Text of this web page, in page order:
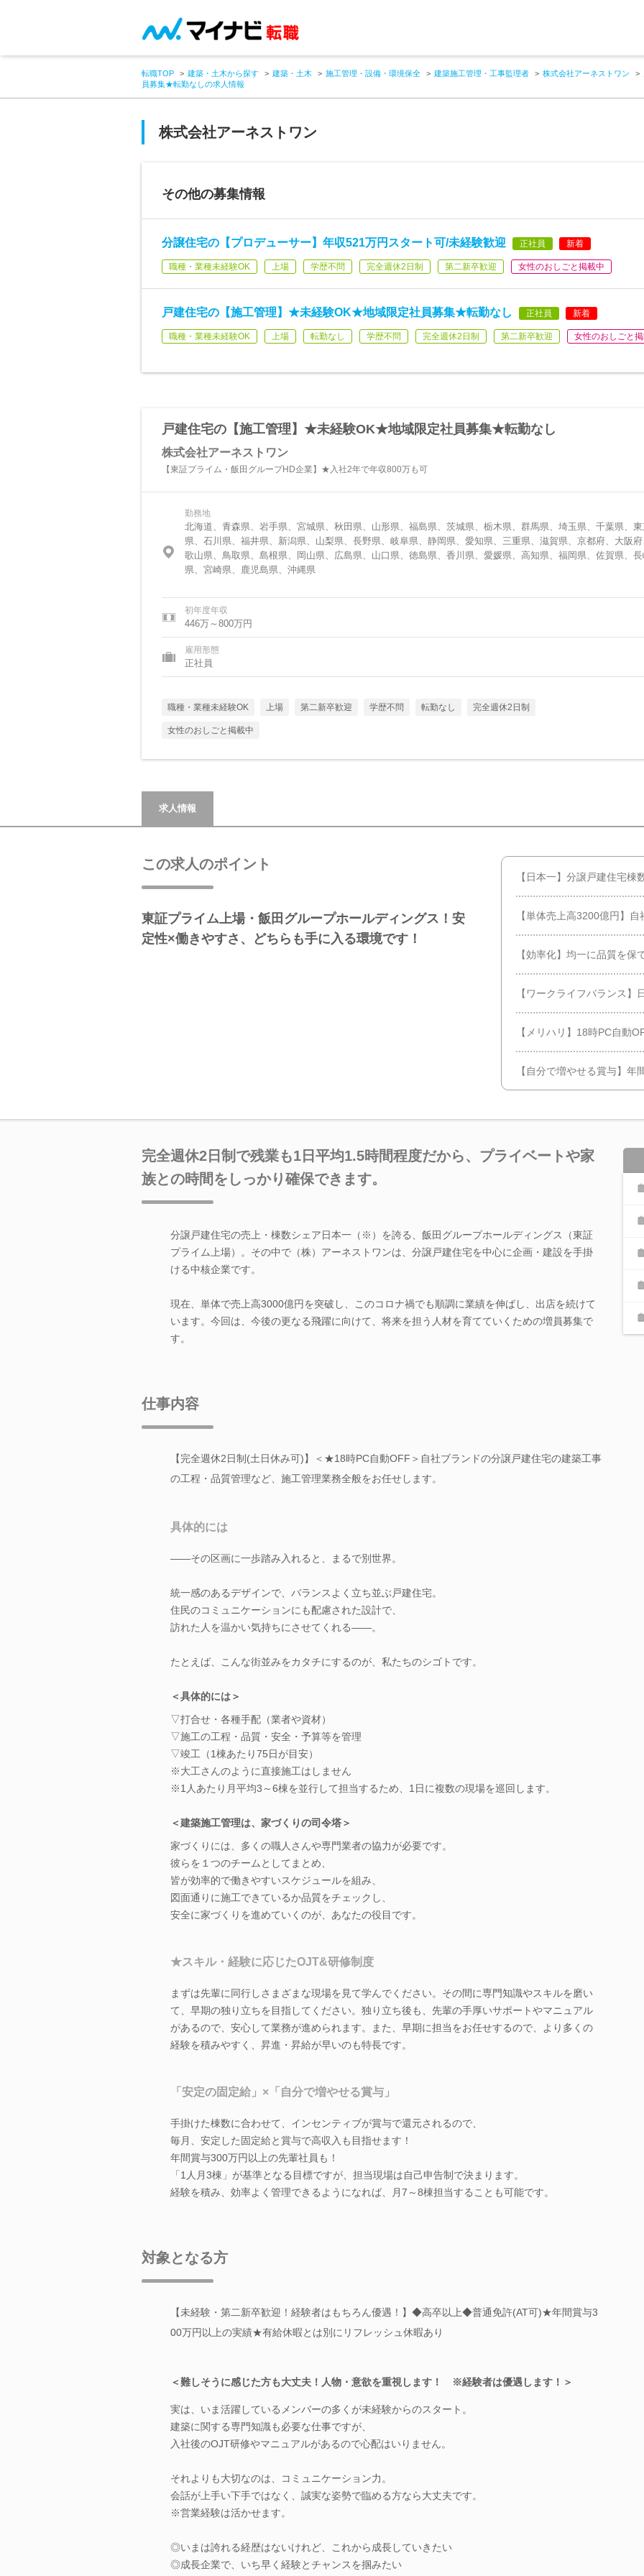
転職TOP 建築・土木から探す 建築・土木 施工管理・設備・環境保全 建築施工管理・工事監理者 株式会社アーネストワン
員募集★転勤なしの求人情報
株式会社アーネストワン
その他の募集情報
分譲住宅の【プロデューサー】年収521万円スタート可/未経験歓迎 正社員 新着
職種・業種未経験OK 上場 学歴不問 完全週休2日制 第二新卒歓迎 女性のおしごと掲載中
戸建住宅の【施工管理】★未経験OK★地域限定社員募集★転勤なし 正社員 新着
職種・業種未経験OK 上場 転勤なし 学歴不問 完全週休2日制 第二新卒歓迎 女性のおしごと
戸建住宅の【施工管理】★未経験OK★地域限定社員募集★転勤なし
株式会社アーネストワン
【東証プライム・飯田グループHD企業】★入社2年で年収800万も可
勤務地
北海道、青森県、岩手県、宮城県、秋田県、山形県、福島県、茨城県、栃木県、群馬県、埼玉県、千葉県、
県、石川県、福井県、新潟県、山梨県、長野県、岐阜県、静岡県、愛知県、三重県、滋賀県、京都府、大阪
歌山県、鳥取県、島根県、岡山県、広島県、山口県、徳島県、香川県、愛媛県、高知県、福岡県、佐賀県、
県、宮崎県、鹿児島県、沖縄県
初年度年収
446万～800万円
雇用形態
正社員
職種・業種未経験OK 上場 第二新卒歓迎 学歴不問 転勤なし 完全週休2日制
女性のおしごと掲載中
求人情報
この求人のポイント
東証プライム上場・飯田グループホールディングス！安
定性×働きやすさ、どちらも手に入る環境です！
【日本一】分譲戸建住宅棟
【単体売上高3200億円】
【効率化】均一に品質を
【ワークライフバランス
【メリハリ】18時PC自動
【自分で増やせる賞与】
完全週休2日制で残業も1日平均1.5時間程度だから、プライベートや家
族との時間をしっかり確保できます。
分譲戸建住宅の売上・棟数シェア日本一（※）を誇る、飯田グループホールディングス（東証
プライム上場）。その中で（株）アーネストワンは、分譲戸建住宅を中心に企画・建設を手掛
ける中核企業です。
現在、単体で売上高3000億円を突破し、このコロナ禍でも順調に業績を伸ばし、出店を続けて
います。今回は、今後の更なる飛躍に向けて、将来を担う人材を育てていくための増員募集で
す。
仕事内容
【完全週休2日制(土日休み可)】＜★18時PC自動OFF＞自社ブランドの分譲戸建住宅の建築工事
の工程・品質管理など、施工管理業務全般をお任せします。
具体的には
――その区画に一歩踏み入れると、まるで別世界。
統一感のあるデザインで、バランスよく立ち並ぶ戸建住宅。
住民のコミュニケーションにも配慮された設計で、
訪れた人を温かい気持ちにさせてくれる――。
たとえば、こんな街並みをカタチにするのが、私たちのシゴトです。
＜具体的には＞
▽打合せ・各種手配（業者や資材）
▽施工の工程・品質・安全・予算等を管理
▽竣工（1棟あたり75日が目安）
※大工さんのように直接施工はしません
※1人あたり月平均3～6棟を並行して担当するため、1日に複数の現場を巡回します。
＜建築施工管理は、家づくりの司令塔＞
家づくりには、多くの職人さんや専門業者の協力が必要です。
彼らを１つのチームとしてまとめ、
皆が効率的で働きやすいスケジュールを組み、
図面通りに施工できているか品質をチェックし、
安全に家づくりを進めていくのが、あなたの役目です。
★スキル・経験に応じたOJT&研修制度
まずは先輩に同行しさまざまな現場を見て学んでください。その間に専門知識やスキルを磨い
て、早期の独り立ちを目指してください。独り立ち後も、先輩の手厚いサポートやマニュアル
があるので、安心して業務が進められます。また、早期に担当をお任せするので、より多くの
経験を積みやすく、昇進・昇給が早いのも特長です。
「安定の固定給」×「自分で増やせる賞与」
手掛けた棟数に合わせて、インセンティブが賞与で還元されるので、
毎月、安定した固定給と賞与で高収入も目指せます！
年間賞与300万円以上の先輩社員も！
「1人月3棟」が基準となる目標ですが、担当現場は自己申告制で決まります。
経験を積み、効率よく管理できるようになれば、月7～8棟担当することも可能です。
対象となる方
【未経験・第二新卒歓迎！経験者はもちろん優遇！】◆高卒以上◆普通免許(AT可)★年間賞与3
00万円以上の実績★有給休暇とは別にリフレッシュ休暇あり
＜難しそうに感じた方も大丈夫！人物・意欲を重視します！ ※経験者は優遇します！＞
実は、いま活躍しているメンバーの多くが未経験からのスタート。
建築に関する専門知識も必要な仕事ですが、
入社後のOJT研修やマニュアルがあるので心配はいりません。
それよりも大切なのは、コミュニケーション力。
会話が上手い下手ではなく、誠実な姿勢で臨める方なら大丈夫です。
※営業経験は活かせます。
◎いまは誇れる経歴はないけれど、これから成長していきたい
◎成長企業で、いち早く経験とチャンスを掴みたい